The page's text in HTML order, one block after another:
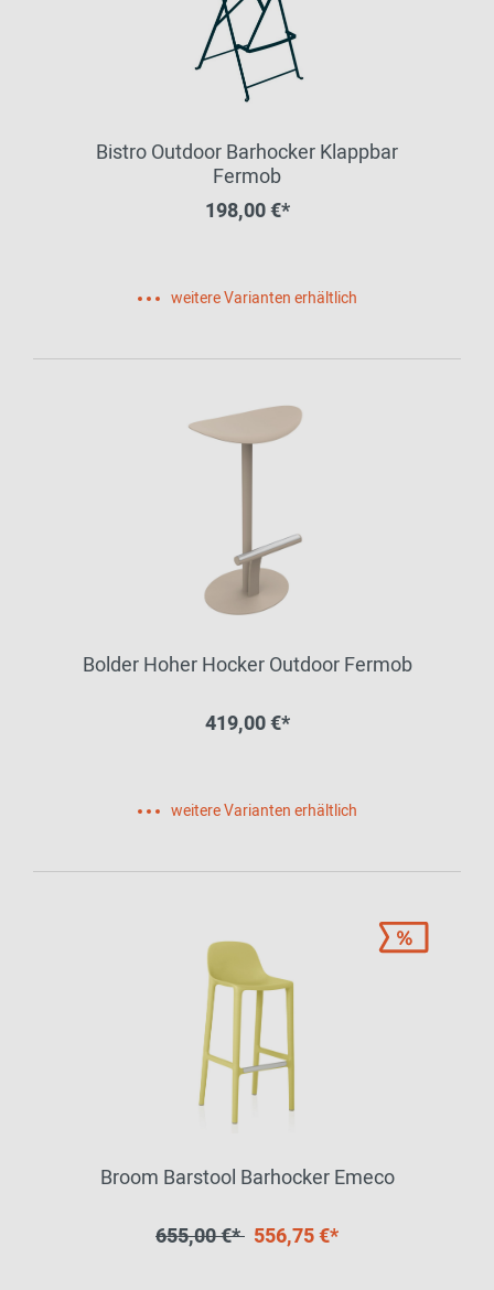
Bistro Outdoor Barhocker Klappbar
Fermob
198,00 €*
weitere Varianten erhältlich
Bolder Hoher Hocker Outdoor Fermob
419,00 €*
weitere Varianten erhältlich
Broom Barstool Barhocker Emeco
655,00 €* 556,75 €*